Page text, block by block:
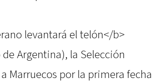
levantará el telón</b>
Argentina), la Selección
Marruecos por la primera fecha